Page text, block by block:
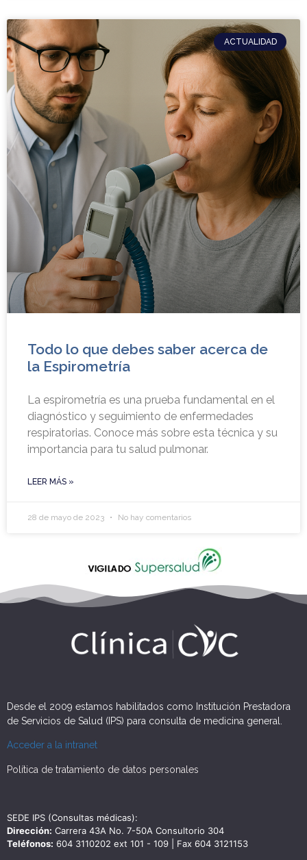
ACTUALIDAD
Todo lo que debes saber acerca de
la Espirometría
La espirometría es una prueba fundamental en el
diagnóstico y seguimiento de enfermedades
respiratorias. Conoce más sobre esta técnica y su
importancia para tu salud pulmonar.
LEER MÁS »
28 de mayo de 2023 No hay comentarios
Desde el 2009 estamos habilitados como Institución Prestadora
de Servicios de Salud (IPS) para consulta de medicina general.
Acceder a la intranet
Política de tratamiento de datos personales
SEDE IPS (Consultas médicas):
Dirección: Carrera 43A No. 7-50A Consultorio 304
Teléfonos: 604 3110202 ext 101 - 109 | Fax 604 3121153